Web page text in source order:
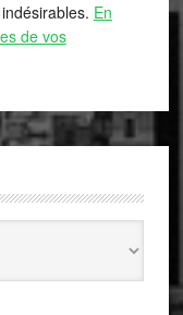
En
de vos